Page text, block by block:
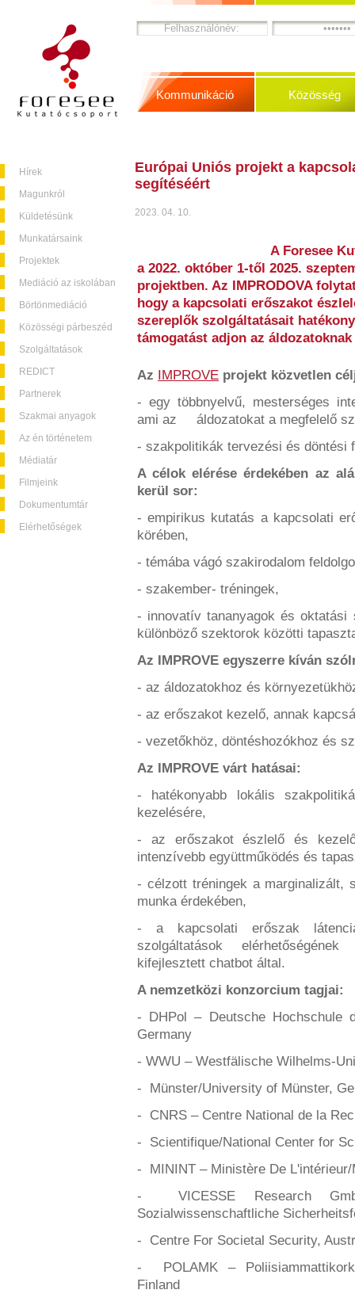
Hírek
Magunkról
Küldetésünk
Munkatársaink
Projektek
Mediáció az iskolában
Börtönmediáció
Közösségi párbeszéd
Szolgáltatások
REDICT
Partnerek
Szakmai anyagok
Az én történetem
Médiatár
Filmjeink
Dokumentumtár
Elérhetőségek
Kommunikáció Közösség
Európai Uniós projekt a
segítéséért
2023. 04. 10.
A Foresee
a 2022. október 1-től 2025.
projektben. Az IMPRODOVA
hogy a kapcsolati erőszakot
szereplők szolgáltatásait
támogatást adjon az
Az IMPROVE projekt közvetlen
- egy többnyelvű, mesterséges
ami az áldozatokat a megfelelő
- szakpolitikák tervezési és döntési
A célok elérése érdekében az
kerül sor:
- empirikus kutatás a kapcsolati
körében,
- témába vágó szakirodalom
- szakember- tréningek,
- innovatív tananyagok és oktatási
különböző szektorok közötti
Az IMPROVE egyszerre kíván
- az áldozatokhoz és
- az erőszakot kezelő, annak
- vezetőkhöz, döntéshozókhoz és
Az IMPROVE várt hatásai:
- hatékonyabb lokális
kezelésére,
- az erőszakot észlelő és
intenzívebb együttműködés és
- célzott tréningek a marginalizált,
munka érdekében,
- a kapcsolati erőszak
szolgáltatások
kifejlesztett chatbot által.
A nemzetközi konzorcium tagjai:
- DHPol – Deutsche Hochschule
Germany
- WWU – Westfälische Wilhelms-
- Münster/University of Münster,
- CNRS – Centre National de la
- Scientifique/National Center for
- MININT – Ministère De
- VICESSE Research
Sozialwissenschaftliche
- Centre For Societal Security,
- POLAMK –
Finland